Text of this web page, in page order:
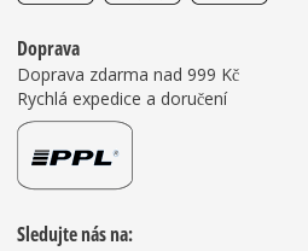
Doprava
Doprava zdarma nad 999 Kč
Rychlá expedice a doručení
Sledujte nás na: